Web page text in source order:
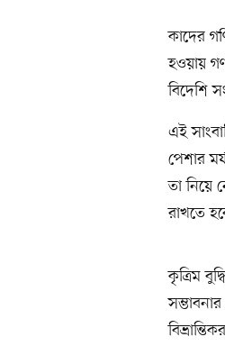
কাদের
হওয়ায়
বিদেশি
এই
পেশার
তা নিয়ে
রাখতে
কৃত্রিম